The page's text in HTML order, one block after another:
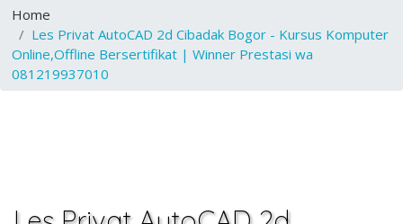
Home
Les Privat AutoCAD 2d Cibadak Bogor - Kursus Komputer
Online,Offline Bersertifikat | Winner Prestasi wa
081219937010